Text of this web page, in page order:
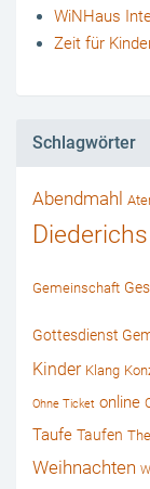
WiNHaus
Zeit für
Schlagwörter
Abendmahl
Diederichs
Gemeinschaft
Gottesdienst
Kinder Klang
Ohne Ticket online
Taufe Taufen
Weihnachten